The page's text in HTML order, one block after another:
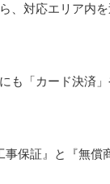
、対応エリア内
も「カード決済
事保証』と『無